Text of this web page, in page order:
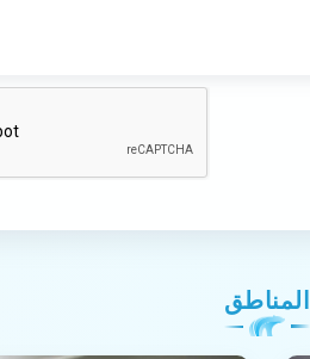
المناطق